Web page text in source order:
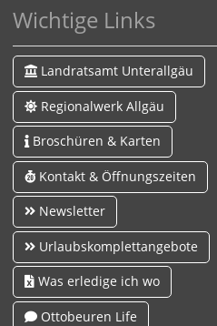
Wichtige Links
Landratsamt Unterallgäu
Regionalwerk Allgäu
Broschüren & Karten
Kontakt & Öffnungszeiten
Newsletter
Urlaubskomplettangebote
Was erledige ich wo
Ottobeuren Life